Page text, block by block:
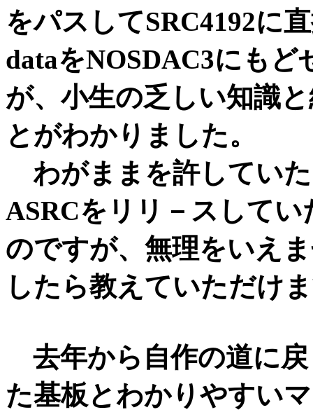
をパスしてSRC4192に
dataをNOSDAC3にも
が、小生の乏しい知識
とがわかりました。
わがままを許していた
ASRCをリリ－スして
のですが、無理をいえ
したら教えていただけ
去年から自作の道に
た基板とわかりやすい